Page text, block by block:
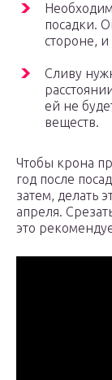
посадки.
стороне,
Сливу
ей не
веществ.
Чтобы крона
год после
затем, делать
апреля.
это